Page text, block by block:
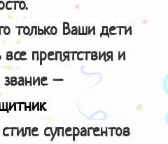
только Ваши дети
препятствия и
звание –
суперагентов